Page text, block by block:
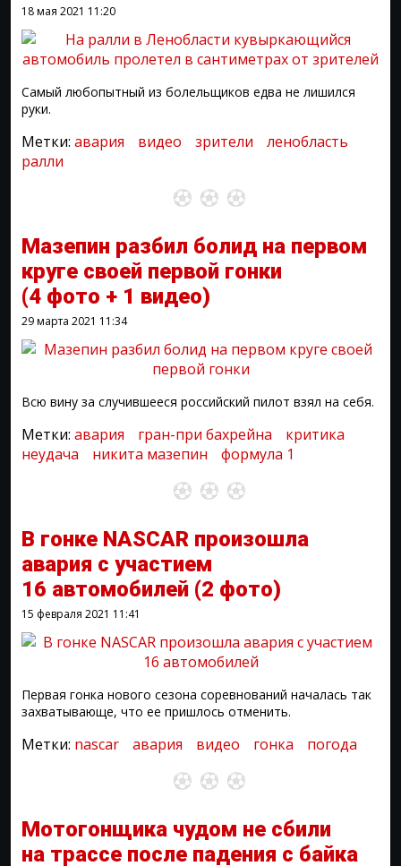
18 мая 2021 11:20
Самый любопытный из болельщиков едва не лишился
руки.
Метки: авария видео зрители
ленобласть
ралли
Мазепин разбил болид на первом
круге своей первой гонки
(4 фото + 1 видео)
29 марта 2021 11:34
Всю вину за случившееся российский пилот взял на себя.
Метки: авария гран-при бахрейна
критика
неудача
никита мазепин формула 1
В гонке NASCAR произошла
авария с участием
16 автомобилей (2 фото)
15 февраля 2021 11:41
Первая гонка нового сезона соревнований началась так
захватывающе, что ее пришлось отменить.
Метки: nascar авария видео гонка погода
Мотогонщика чудом не сбили
на трассе после падения с байка